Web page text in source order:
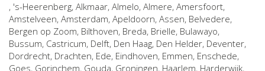
, 's-Heerenberg, Alkmaar, Almelo, Almere, Amersfoort,
Amstelveen, Amsterdam, Apeldoorn, Assen, Belvedere,
Bergen op Zoom, Bilthoven, Breda, Brielle, Bulawayo,
Bussum, Castricum, Delft, Den Haag, Den Helder, Deventer,
Dordrecht, Drachten, Ede, Eindhoven, Emmen, Enschede,
Goes, Gorinchem, Gouda, Groningen, Haarlem, Harderwijk,